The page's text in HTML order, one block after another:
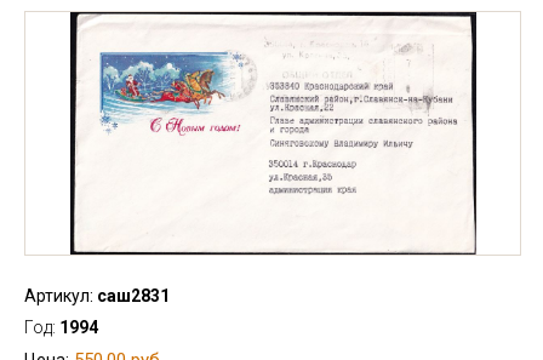
Артикул: саш2831
Год: 1994